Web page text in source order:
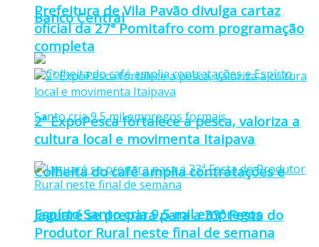
Banco Central
Colheita do café amplia contratações e
Espírto Santo cria 9,5 mil empregos
Prefeitura de Vila Pavão divulga cartaz
oficial da 27ª Pomitafro com programação
completa
2ª ExpoPesca fortalece a pesca, valoriza a
cultura local e movimenta Itaipava
Jaguaré se prepara para a 33ª Festa do
Produtor Rural neste final de semana